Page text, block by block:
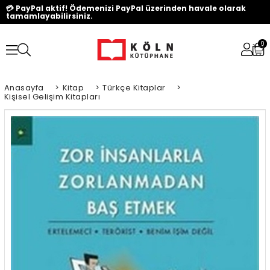
💳 PayPal aktif! Ödemenizi PayPal üzerinden havale olarak
tamamlayabilirsiniz.
0
Anasayfa > Kitap > Türkçe Kitaplar >
Kişisel Gelişim Kitapları